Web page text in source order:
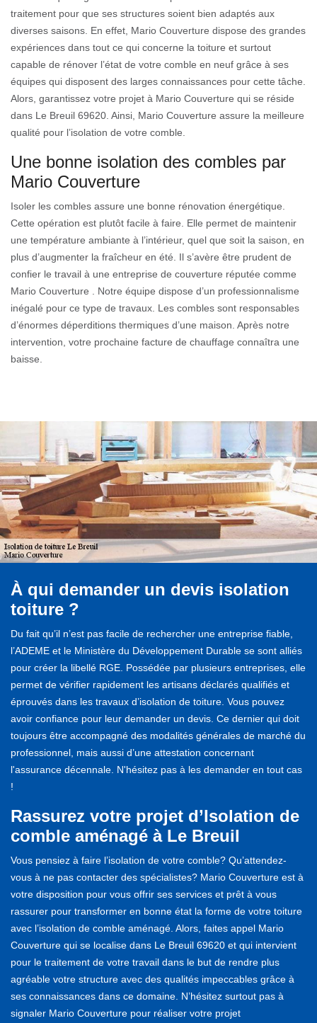
traitement pour que ses structures soient bien adaptés aux
diverses saisons. En effet, Mario Couverture dispose des grandes
expériences dans tout ce qui concerne la toiture et surtout
capable de rénover l’état de votre comble en neuf grâce à ses
équipes qui disposent des larges connaissances pour cette tâche.
Alors, garantissez votre projet à Mario Couverture qui se réside
dans Le Breuil 69620. Ainsi, Mario Couverture assure la meilleure
qualité pour l’isolation de votre comble.
Une bonne isolation des combles par
Mario Couverture
Isoler les combles assure une bonne rénovation énergétique.
Cette opération est plutôt facile à faire. Elle permet de maintenir
une température ambiante à l’intérieur, quel que soit la saison, en
plus d’augmenter la fraîcheur en été. Il s’avère être prudent de
confier le travail à une entreprise de couverture réputée comme
Mario Couverture . Notre équipe dispose d’un professionnalisme
inégalé pour ce type de travaux. Les combles sont responsables
d’énormes déperditions thermiques d’une maison. Après notre
intervention, votre prochaine facture de chauffage connaîtra une
baisse.
À qui demander un devis isolation
toiture ?
Du fait qu’il n’est pas facile de rechercher une entreprise fiable,
l’ADEME et le Ministère du Développement Durable se sont alliés
pour créer la libellé RGE. Possédée par plusieurs entreprises, elle
permet de vérifier rapidement les artisans déclarés qualifiés et
éprouvés dans les travaux d’isolation de toiture. Vous pouvez
avoir confiance pour leur demander un devis. Ce dernier qui doit
toujours être accompagné des modalités générales de marché du
professionnel, mais aussi d’une attestation concernant
l'assurance décennale. N'hésitez pas à les demander en tout cas
!
Rassurez votre projet d’Isolation de
comble aménagé à Le Breuil
Vous pensiez à faire l’isolation de votre comble? Qu’attendez-
vous à ne pas contacter des spécialistes? Mario Couverture est à
votre disposition pour vous offrir ses services et prêt à vous
rassurer pour transformer en bonne état la forme de votre toiture
avec l’isolation de comble aménagé. Alors, faites appel Mario
Couverture qui se localise dans Le Breuil 69620 et qui intervient
pour le traitement de votre travail dans le but de rendre plus
agréable votre structure avec des qualités impeccables grâce à
ses connaissances dans ce domaine. N’hésitez surtout pas à
signaler Mario Couverture pour réaliser votre projet